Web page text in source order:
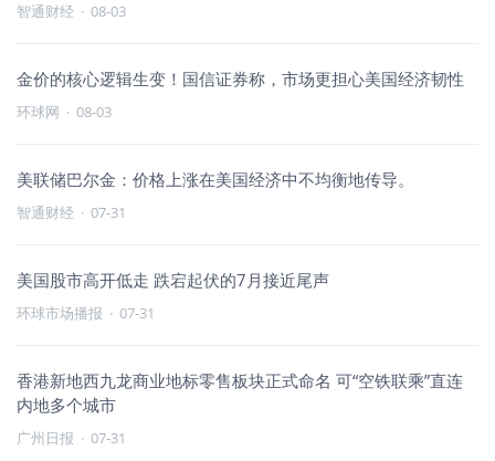
智通财经 · 08-03
金价的核心逻辑生变！国信证券称，市场更担心美国经济韧性
环球网 · 08-03
美联储巴尔金：价格上涨在美国经济中不均衡地传导。
智通财经 · 07-31
美国股市高开低走 跌宕起伏的7月接近尾声
环球市场播报 · 07-31
香港新地西九龙商业地标零售板块正式命名 可“空铁联乘”直连
内地多个城市
广州日报 · 07-31